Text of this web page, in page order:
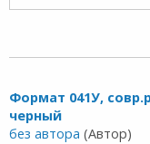
Формат 041У,
черный
без автора (Автор)